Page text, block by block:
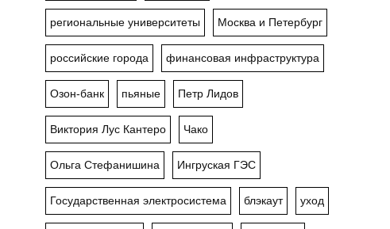
региональные университеты Москва и Петербург
российские города финансовая инфраструктура
Озон-банк пьяные Петр Лидов
Виктория Лус Кантеро Чако
Ольга Стефанишина Ингруская ГЭС
Государственная электросистема блэкаут уход